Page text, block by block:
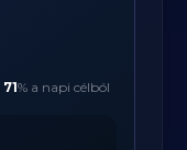
71% a napi célból